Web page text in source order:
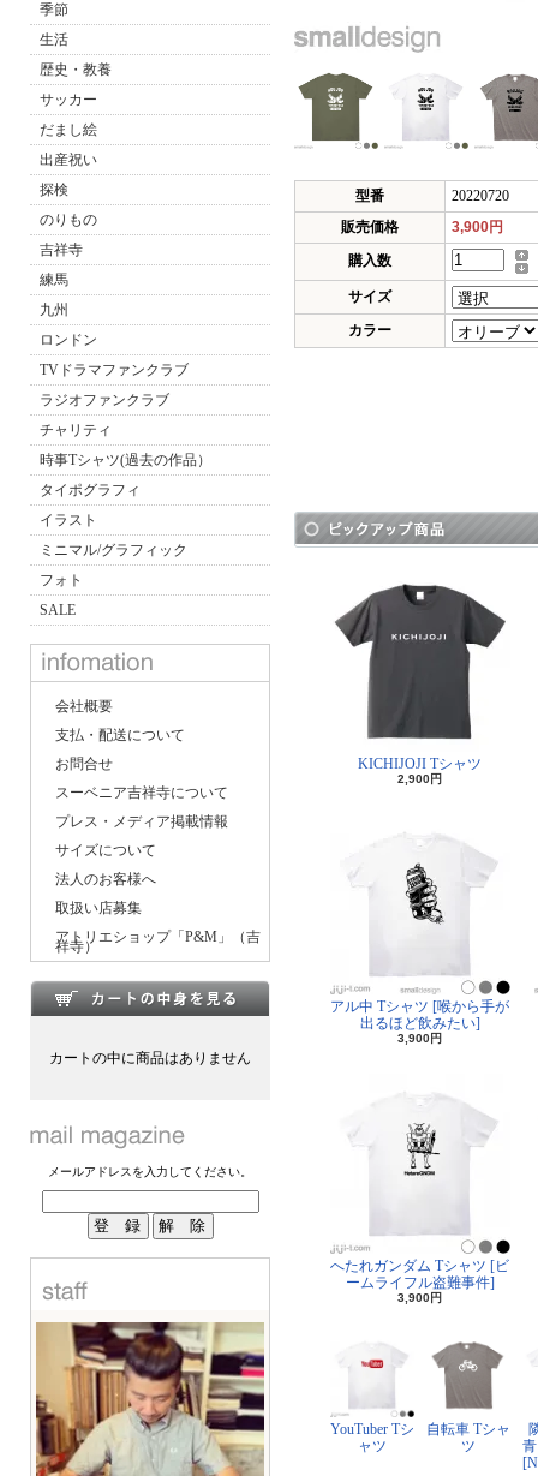
季節
生活
歴史・教養
サッカー
だまし絵
出産祝い
探検
のりもの
吉祥寺
練馬
九州
ロンドン
TVドラマファンクラブ
ラジオファンクラブ
チャリティ
時事Tシャツ(過去の作品）
タイポグラフィ
イラスト
ミニマル/グラフィック
フォト
SALE
会社概要
支払・配送について
お問合せ
スーベニア吉祥寺について
プレス・メディア掲載情報
サイズについて
法人のお客様へ
取扱い店募集
アトリエショップ「P&M」（吉
祥寺）
カートの中に商品はありません
メールアドレスを入力してください。
型番
20220720
販売価格
3,900円
購入数
サイズ
カラー
KICHIJOJI Tシャツ
2,900円
アル中 Tシャツ [喉から手が
出るほど飲みたい]
3,900円
へたれガンダム Tシャツ [ビ
ームライフル盗難事件]
3,900円
YouTuber Tシ
ャツ
自転車 Tシャ
ツ